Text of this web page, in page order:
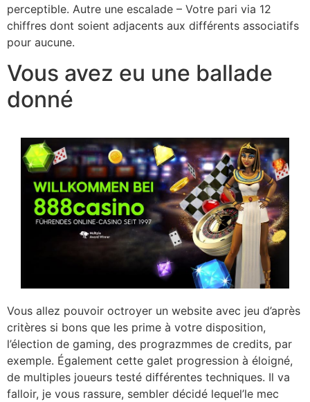
perceptible. Autre une escalade – Votre pari via 12
chiffres dont soient adjacents aux différents associatifs
pour aucune.
Vous avez eu une ballade
donné
Vous allez pouvoir octroyer un website avec jeu d’après
critères si bons que les prime à votre disposition,
l’élection de gaming, des prograzmmes de credits, par
exemple. Également cette galet progression à éloigné,
de multiples joueurs testé différentes techniques. Il va
falloir, je vous rassure, sembler décidé lequel’le mec